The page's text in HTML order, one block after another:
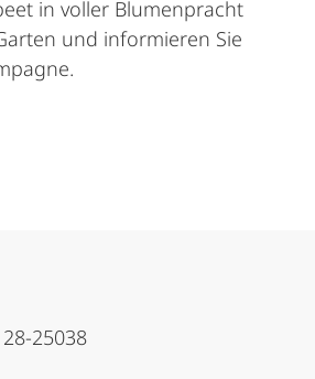
in voller Blumenpracht
und informieren Sie
25038